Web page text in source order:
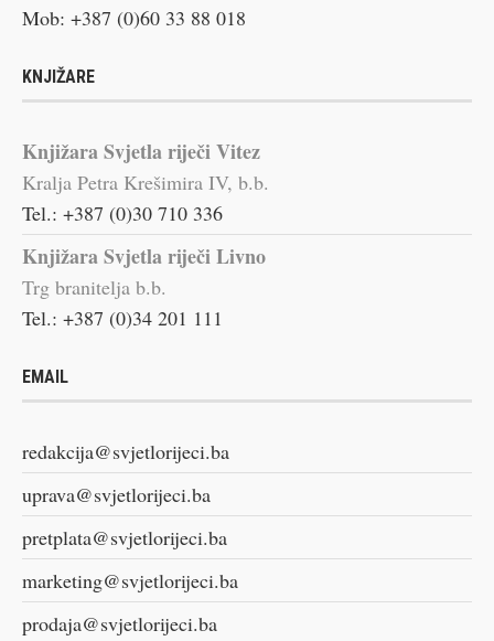
Mob: +387 (0)60 33 88 018
KNJIŽARE
Knjižara Svjetla riječi Vitez
Kralja Petra Krešimira IV, b.b.
Tel.: +387 (0)30 710 336
Knjižara Svjetla riječi Livno
Trg branitelja b.b.
Tel.: +387 (0)34 201 111
EMAIL
redakcija@svjetlorijeci.ba
uprava@svjetlorijeci.ba
pretplata@svjetlorijeci.ba
marketing@svjetlorijeci.ba
prodaja@svjetlorijeci.ba